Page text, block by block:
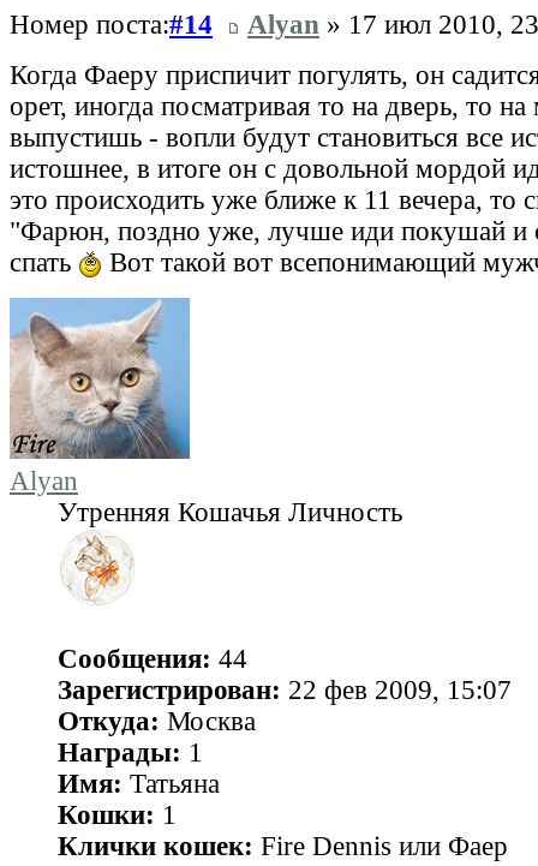
Номер поста:#14 Alyan » 17 июл 2010,
Когда Фаеру приспичит погулять, он
орет, иногда посматривая то на дверь, то
выпустишь - вопли будут становиться все
истошнее, в итоге он с довольной мордой
это происходить уже ближе к 11 вечера, то
"Фарюн, поздно уже, лучше иди покушай и
спать
Вот такой вот всепонимающий
Alyan
Утренняя Кошачья Личность
Сообщения: 44
Зарегистрирован: 22 фев 2009, 15:07
Откуда: Москва
Награды: 1
Имя: Татьяна
Кошки: 1
Клички кошек: Fire Dennis или Фаер